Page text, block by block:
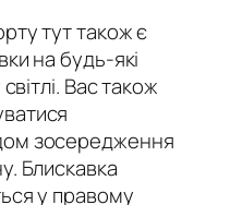
тут також є
на будь-які
Вас також
зосередження
Блискавка
у правому